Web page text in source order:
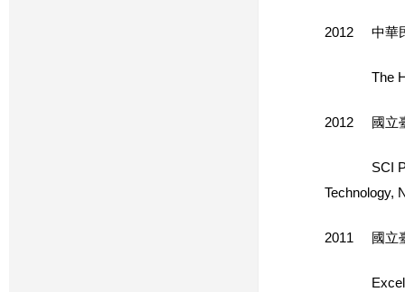
2012 中華
The
2012 國立
SCI
Technology,
2011 國立
Excellent